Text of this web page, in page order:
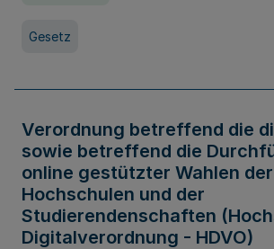
Gesetz
Verordnung betreffend die
sowie betreffend die
online gestützter Wahlen der
Hochschulen und der
Studierendenschaften
Digitalverordnung - HDVO)